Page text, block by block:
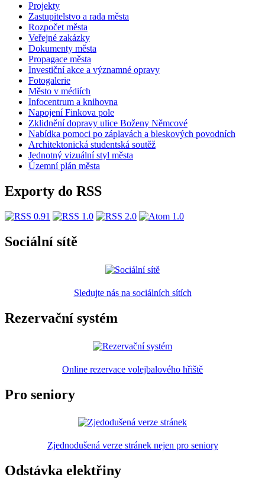
Projekty
Zastupitelstvo a rada města
Rozpočet města
Veřejné zakázky
Dokumenty města
Propagace města
Investiční akce a významné opravy
Fotogalerie
Město v médiích
Infocentrum a knihovna
Napojení Finkova pole
Zklidnění dopravy ulice Boženy Němcové
Nabídka pomoci po záplavách a bleskových povodních
Architektonická studentská soutěž
Jednotný vizuální styl města
Územní plán města
Exporty do RSS
Sociální sítě
Sledujte nás na sociálních sítích
Rezervační systém
Online rezervace volejbalového hřiště
Pro seniory
Zjednodušená verze stránek nejen pro seniory
Odstávka elektřiny